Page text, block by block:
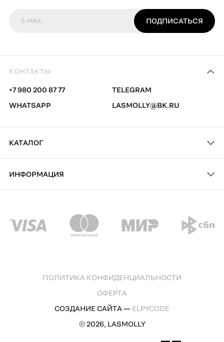
E-MAIL ПОДПИСАТЬСЯ
КОНТАКТЫ
+7 980 200 87 77
TELEGRAM
WHATSAPP
LASMOLLY@BK.RU
КАТАЛОГ
ИНФОРМАЦИЯ
© 2026, LASMOLLY
ПОЛИТИКА КОНФИДЕНЦИАЛЬНОСТИ
ОФЕРТА
СОЗДАНИЕ САЙТА — ELPYCODE